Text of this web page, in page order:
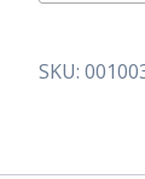
Buffervat
liter
SKU: